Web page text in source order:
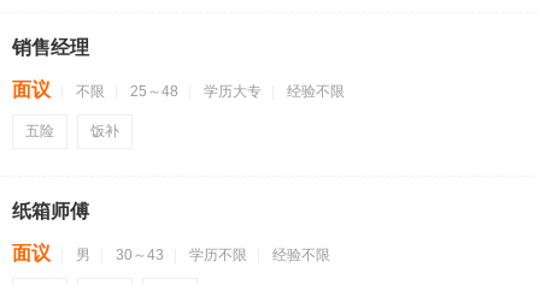
销售经理
面议 不限 25～48 学历大专 经验不限
五险 饭补
纸箱师傅
面议 男 30～43 学历不限 经验不限